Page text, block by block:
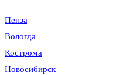
Пенза
Вологда
Кострома
Новосибирск